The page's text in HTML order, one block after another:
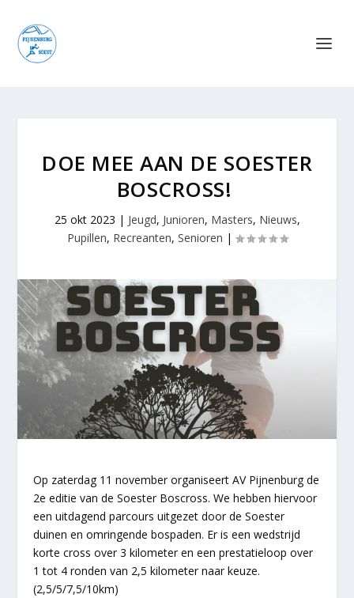
DOE MEE AAN DE SOESTER
BOSCROSS!
25 okt 2023 | Jeugd, Junioren, Masters, Nieuws,
Pupillen, Recreanten, Senioren |
Op zaterdag 11 november organiseert AV Pijnenburg de
2e editie van de Soester Boscross. We hebben hiervoor
een uitdagend parcours uitgezet door de Soester
duinen en omringende bospaden. Er is een wedstrijd
korte cross over 3 kilometer en een prestatieloop over
1 tot 4 ronden van 2,5 kilometer naar keuze.
(2,5/5/7,5/10km)